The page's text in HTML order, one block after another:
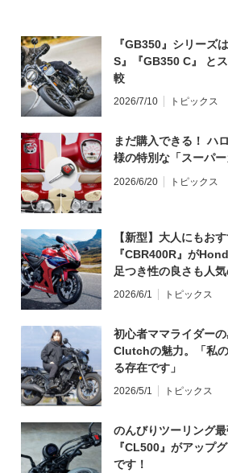
『GB350』シリーズ
S』『GB350 C』 と
較
2026/7/10 トピックス
まだ購入できる！ ハ
様の特別な「スーパー
2026/6/20 トピックス
【新型】大人にもお
『CBR400R』が
足つき性の良さも人
2026/6/1 トピックス
初心者ママライダー
Clutchの魅力。「私
る存在です」
2026/5/1 トピックス
のんびりツーリング
『CL500』がアップ
です！